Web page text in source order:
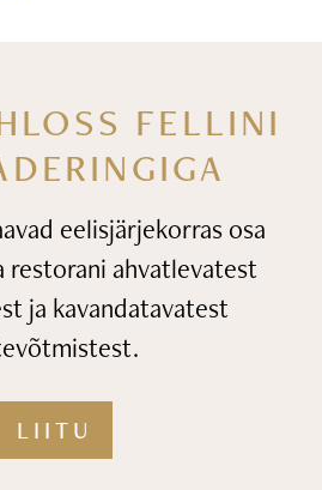
FELLINI
eelisjärjekorras osa
restorani ahvatlevatest
ja kavandatavatest
LIITU